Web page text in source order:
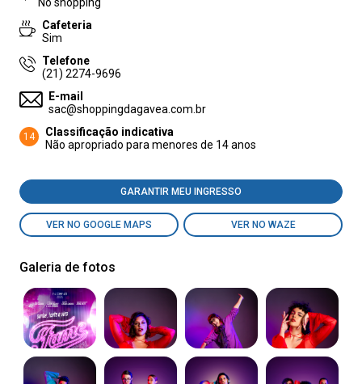
Cafeteria
Sim
Telefone
(21) 2274-9696
E-mail
sac@shoppingdagavea.com.br
14
Classificação indicativa
Não apropriado para menores de 14 anos
GARANTIR MEU INGRESSO
VER NO GOOGLE MAPS VER NO WAZE
Galeria de fotos